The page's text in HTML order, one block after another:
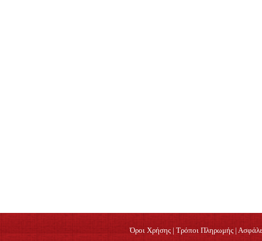
Όροι Χρήσης | Τρόποι Πληρωμής |